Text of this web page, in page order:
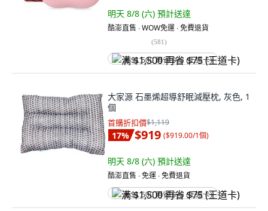
明天 8/8 (六) 預計送達
酷澎直售 ∙ WOW免運 ∙ 免費退貨
(581)
满 $1,500 再省 $75 (王道卡)
大家源 石墨烯超導舒眠減壓枕, 灰色, 1
個
首購折扣價$1,119
17% $919 ($919.00/1個)
明天 8/8 (六) 預計送達
酷澎直售 ∙ 免運 ∙ 免費退貨
满 $1,500 再省 $75 (王道卡)